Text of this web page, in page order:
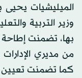
الميليشيات
وزير التربية
كما تضمنت تعيين